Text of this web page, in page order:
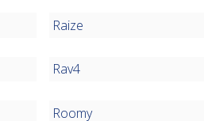
Raize
Rav4
Roomy